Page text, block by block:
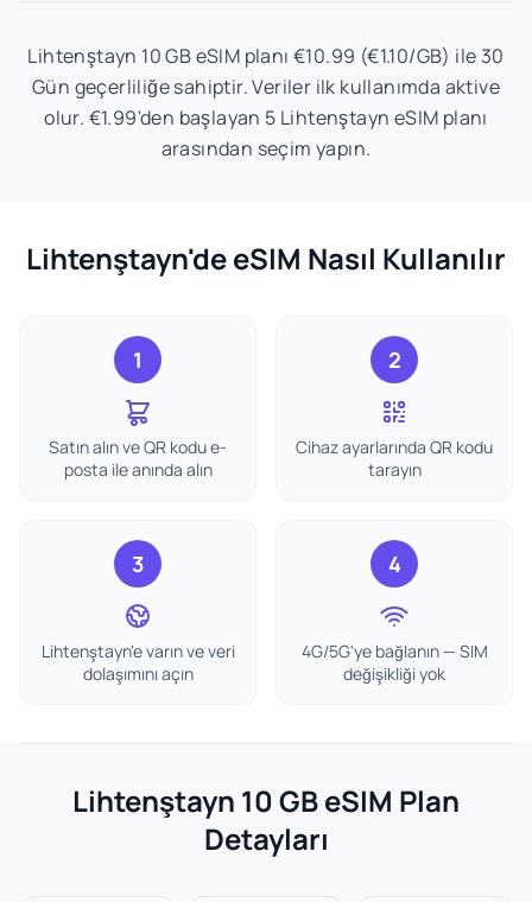
Lihtenştayn 10 GB eSIM planı €10.99 (€1.10/GB) ile 30
Gün geçerliliğe sahiptir. Veriler ilk kullanımda aktive
olur. €1.99'den başlayan 5 Lihtenştayn eSIM planı
arasından seçim yapın.
Lihtenştayn'de eSIM Nasıl Kullanılır
1
Satın alın ve QR kodu e-
posta ile anında alın
2
Cihaz ayarlarında QR kodu
tarayın
3
Lihtenştayn'e varın ve veri
dolaşımını açın
4
4G/5G'ye bağlanın — SIM
değişikliği yok
Lihtenştayn 10 GB eSIM Plan
Detayları